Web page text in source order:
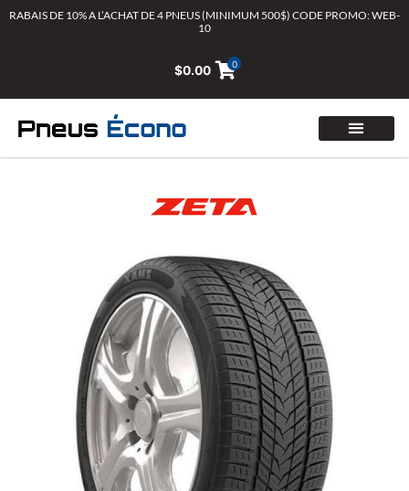
AllerRABAIS DE 10% A L’ACHAT DE 4 PNEUS (MINIMUM 500$) CODE PROMO: WEB-
10
$0.00 0